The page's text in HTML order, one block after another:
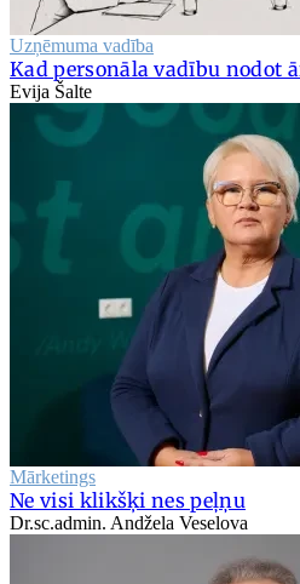
Uzņēmuma vadība
Kad personāla vadību nodot
Evija Šalte
Mārketings
Ne visi klikšķi nes peļņu
Dr.sc.admin. Andžela Veselova